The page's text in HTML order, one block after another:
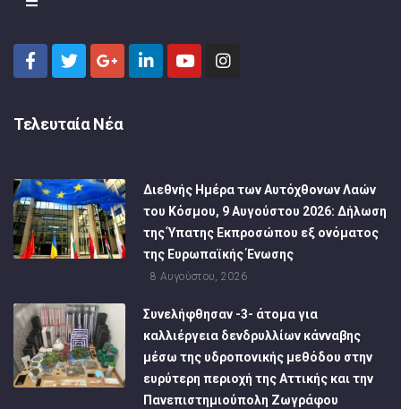
Τελευταία Νέα
Διεθνής Ημέρα των Αυτόχθονων Λαών
του Κόσμου, 9 Αυγούστου 2026: Δήλωση
της Ύπατης Εκπροσώπου εξ ονόματος
της Ευρωπαϊκής Ένωσης
8 Αυγούστου, 2026
Συνελήφθησαν -3- άτομα για
καλλιέργεια δενδρυλλίων κάνναβης
μέσω της υδροπονικής μεθόδου στην
ευρύτερη περιοχή της Αττικής και την
Πανεπιστημιούπολη Ζωγράφου